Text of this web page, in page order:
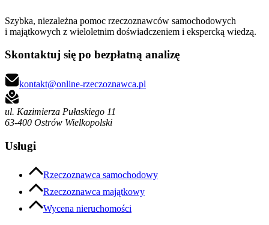
Szybka, niezależna pomoc rzeczoznawców samochodowych
i majątkowych z wieloletnim doświadczeniem i ekspercką wiedzą.
Skontaktuj się po bezpłatną analizę
kontakt@online-rzeczoznawca.pl
ul. Kazimierza Pułaskiego 11
63-400 Ostrów Wielkopolski
Usługi
Rzeczoznawca samochodowy
Rzeczoznawca majątkowy
Wycena nieruchomości